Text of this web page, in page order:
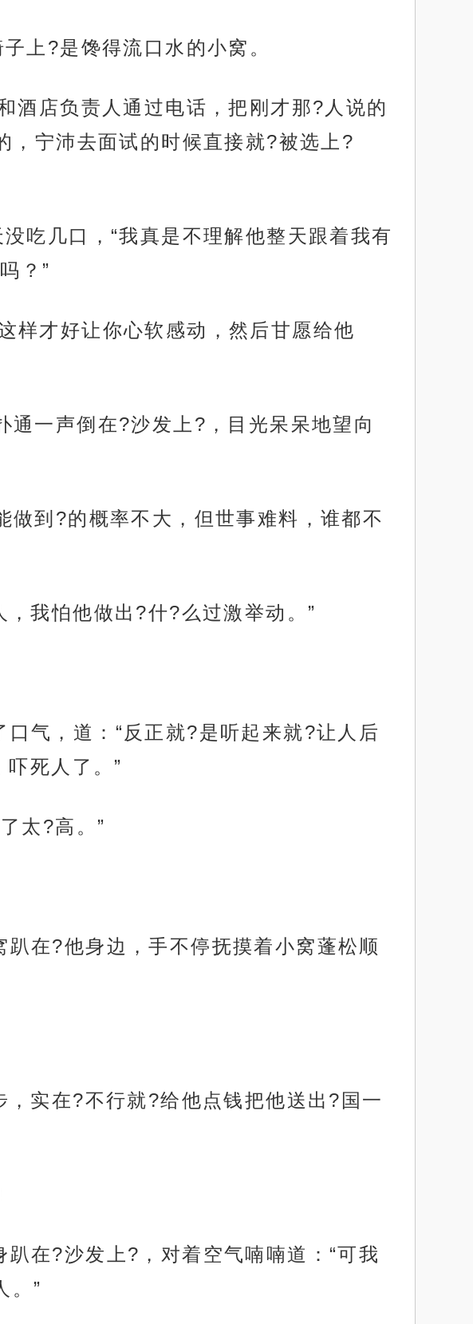
上?是馋得流口水的小窝。
酒店负责人通过电话，把刚才那?人说的
，宁沛去面试的时候直接就?被选上?
吃几口，“我真是不理解他整天跟着我有
？”
样才好让你心软感动，然后甘愿给他
一声倒在?沙发上?，目光呆呆地望向
到?的概率不大，但世事难料，谁都不
我怕他做出?什?么过激举动。”
气，道：“反正就?是听起来就?让人后
死人了。”
太?高。”
在?他身边，手不停抚摸着小窝蓬松顺
实在?不行就?给他点钱把他送出?国一
在?沙发上?，对着空气喃喃道：“可我
。”